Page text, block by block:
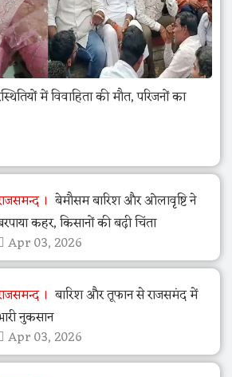
में विवाहिता की मौत, परिजनों का
बेमौसम बारिश और ओलावृष्टि ने
कहर, किसानों की बढ़ी चिंता
Apr 03, 2026
बारिश और तूफान से राजसमंद में
नुकसान
Apr 03, 2026